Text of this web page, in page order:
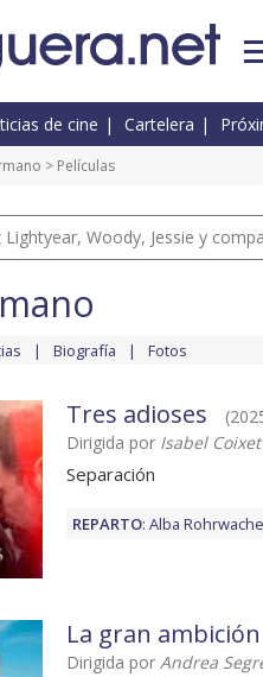
de cine Cartelera
> Películas
Lightyear, Woody, Jessie y
Biografía Fotos
Tres adioses
Dirigida por Isabel Coixet
Separación
REPARTO: Alba
La gran ambición
Dirigida por Andrea